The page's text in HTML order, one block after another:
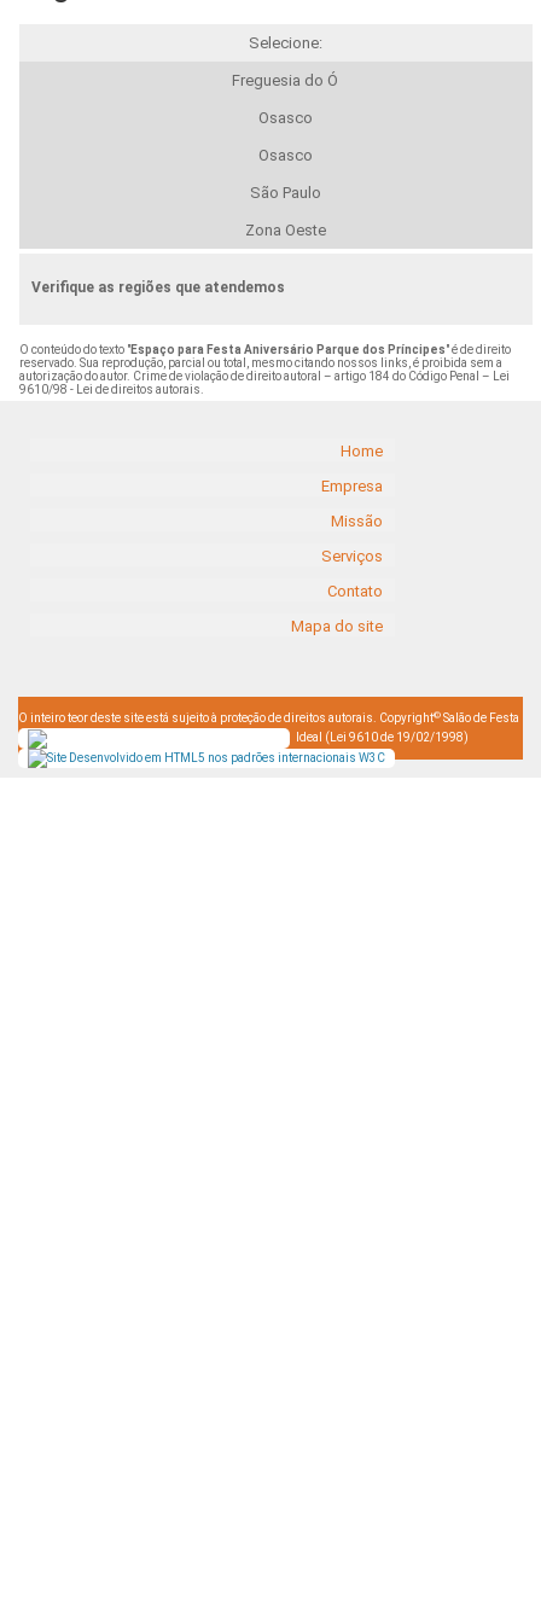
Selecione:
Freguesia do Ó
Osasco
Osasco
São Paulo
Zona Oeste
Verifique as regiões que atendemos
O conteúdo do texto "Espaço para Festa Aniversário Parque dos Príncipes" é de direito
reservado. Sua reprodução, parcial ou total, mesmo citando nossos links, é proibida sem a
autorização do autor. Crime de violação de direito autoral – artigo 184 do Código Penal –
Lei
9610/98 - Lei de direitos autorais
Home
Empresa
Missão
Serviços
Contato
Mapa do site
O inteiro teor deste site está sujeito à proteção de direitos autorais. Copyright© Salão de Festa
Ideal (Lei 9610 de 19/02/1998)